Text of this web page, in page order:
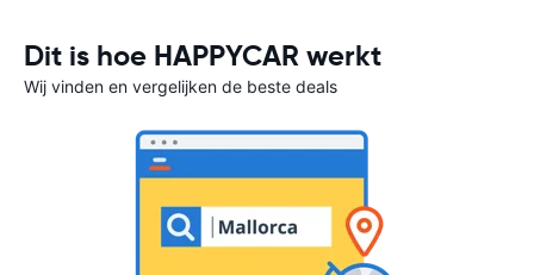
Dit is hoe HAPPYCAR werkt
Wij vinden en vergelijken de beste deals